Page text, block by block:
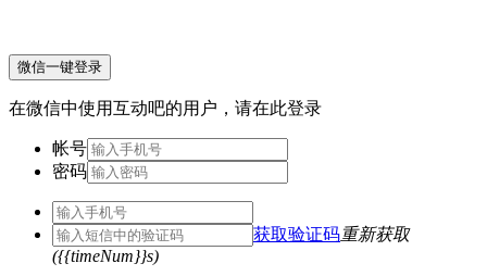
微信一键登录
在微信中使用互动吧的用户，请在此登录
帐号
密码
获取验证码重新获取
({{timeNum}}s)